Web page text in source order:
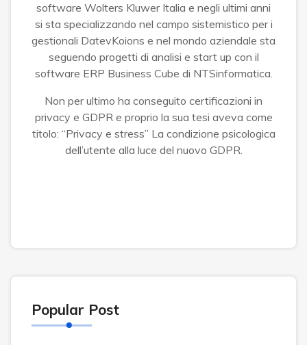
software Wolters Kluwer Italia e negli ultimi anni
si sta specializzando nel campo sistemistico per i
gestionali DatevKoions e nel mondo aziendale sta
seguendo progetti di analisi e start up con il
software ERP Business Cube di NTSinformatica.
Non per ultimo ha conseguito certificazioni in
privacy e GDPR e proprio la sua tesi aveva come
titolo: “Privacy e stress” La condizione psicologica
dell’utente alla luce del nuovo GDPR.
Popular Post